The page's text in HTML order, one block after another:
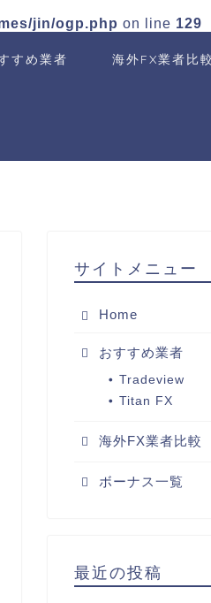
jin/ogp.php on line 129
すめ業者 海外FX業者比較
サイトメニュー
Home
おすすめ業者
Tradeview
Titan FX
海外FX業者比較
ボーナス一覧
最近の投稿